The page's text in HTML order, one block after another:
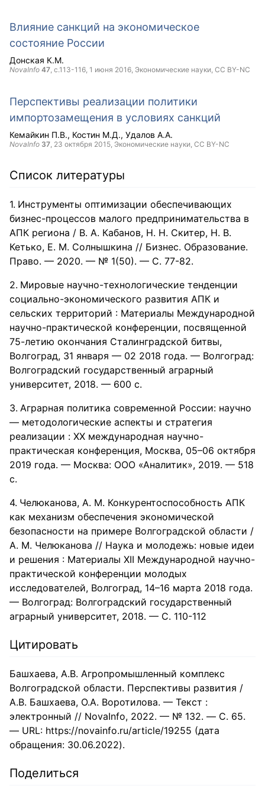
Влияние санкций на экономическое
состояние России
Донская К.М.
NovaInfo 47, с.113-116, 1 июня 2016, Экономические науки, CC BY-NC
Перспективы реализации политики
импортозамещения в условиях санкций
Кемайкин П.В. Костин М.Д. Удалов А.А.
NovaInfo 37, 23 октября 2015, Экономические науки, CC BY-NC
Список литературы
Инструменты оптимизации обеспечивающих
бизнес-процессов малого предпринимательства в
АПК региона / В. А. Кабанов, Н. Н. Скитер, Н. В.
Кетько, Е. М. Солнышкина // Бизнес. Образование.
Право. — 2020. — № 1(50). — С. 77-82.
Мировые научно-технологические тенденции
социально-экономического развития АПК и
сельских территорий : Материалы Международной
научно-практической конференции, посвященной
75-летию окончания Сталинградской битвы,
Волгоград, 31 января — 02 2018 года. — Волгоград:
Волгоградский государственный аграрный
университет, 2018. — 600 с.
Аграрная политика современной России: научно
— методологические аспекты и стратегия
реализации : XХ международная научно-
практическая конференция, Москва, 05–06 октября
2019 года. — Москва: ООО «Аналитик», 2019. — 518
с.
Челюканова, А. М. Конкурентоспособность АПК
как механизм обеспечения экономической
безопасности на примере Волгоградской области /
А. М. Челюканова // Наука и молодежь: новые идеи
и решения : Материалы XII Международной научно-
практической конференции молодых
исследователей, Волгоград, 14–16 марта 2018 года.
— Волгоград: Волгоградский государственный
аграрный университет, 2018. — С. 110-112
Цитировать
Башхаева, А.В. Агропромышленный комплекс
Волгоградской области. Перспективы развития /
А.В. Башхаева, О.А. Воротилова. — Текст :
электронный // NovaInfo, 2022. — № 132. — С. 65.
— URL: https://novainfo.ru/article/19255 (дата
обращения: 30.06.2022).
Поделиться